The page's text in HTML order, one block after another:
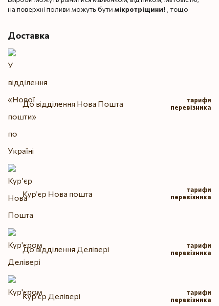
на поверхні поливи можуть бути мікротріщини❗️ , тощо
Доставка
До відділення Нова Пошта
тарифи
перевізника
Кур'єр Нова пошта
тарифи
перевізника
До відділення Делівері
тарифи
перевізника
Кур'єр Делівері
тарифи
перевізника